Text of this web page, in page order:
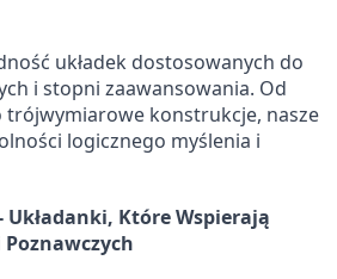
układek dostosowanych do
i stopni zaawansowania. Od
trójwymiarowe konstrukcje, nasze
logicznego myślenia i
Układanki, Które Wspierają